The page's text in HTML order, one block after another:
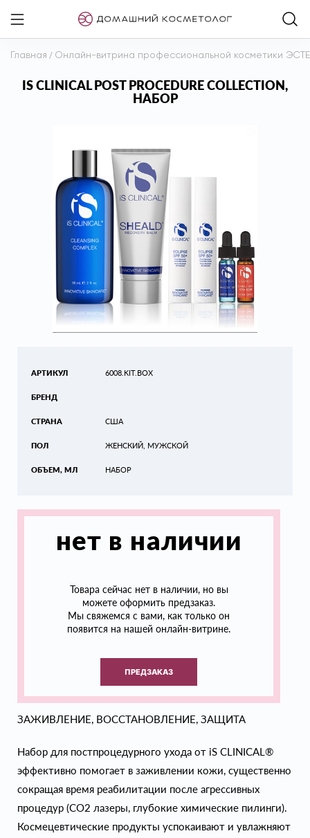
Главная / Онлайн-витрина профессиональной косметики
IS CLINICAL POST PROCEDURE COLLECTION,
НАБОР
АРТИКУЛ
БРЕНД
СТРАНА
ПОЛ
ОБЪЕМ, МЛ
6008.KIT.BOX
США
ЖЕНСКИЙ, МУЖСКОЙ
НАБОР
нет в наличии
Товара сейчас нет в наличии, но вы
можете оформить предзаказ.
Мы свяжемся с вами, как только он
появится на нашей онлайн-витрине.
ПРЕДЗАКАЗ
ЗАЖИВЛЕНИЕ, ВОССТАНОВЛЕНИЕ, ЗАЩИТА
Набор для постпроцедурного ухода от iS CLINICAL®
эффективно помогает в заживлении кожи, существенно
сокращая время реабилитации после агрессивных
процедур (CO2 лазеры, глубокие химические пилинги).
Космецевтические продукты успокаивают и увлажняют